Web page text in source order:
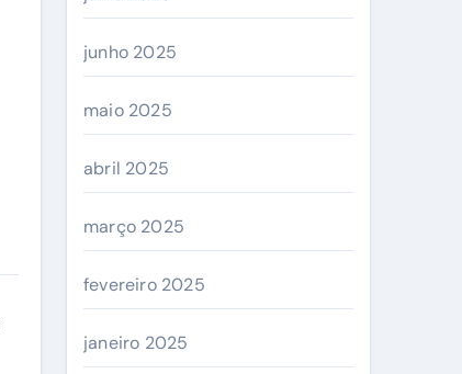
junho 2025
maio 2025
abril 2025
março 2025
fevereiro 2025
janeiro 2025